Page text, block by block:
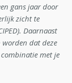
gans jaar door
zicht te
Daarnaast
worden dat deze
met je